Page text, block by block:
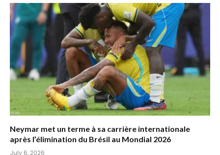
Neymar met un terme à sa carrière internationale
après l’élimination du Brésil au Mondial 2026
July 6, 2026